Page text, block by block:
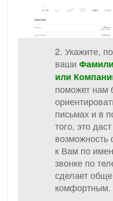
2. Укажите,
ваши
или
поможет нам
письмах и в
того, это
возможность
к Вам по
звонке по
сделает
комфортным.